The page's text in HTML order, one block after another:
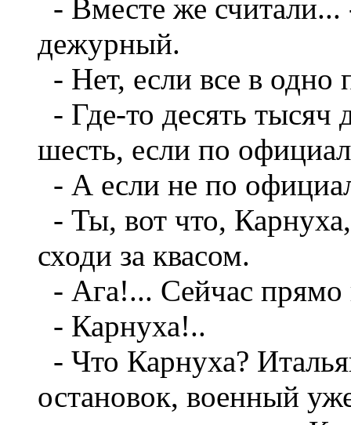
- Вместе же считали...
дежурный.
- Нет, если все в одно
- Где-то десять тысяч
шесть, если по
- А если не по
- Ты, вот что,
сходи за квасом.
- Ага!... Сейчас прямо
- Карнуха!..
- Что Карнуха?
остановок, военный